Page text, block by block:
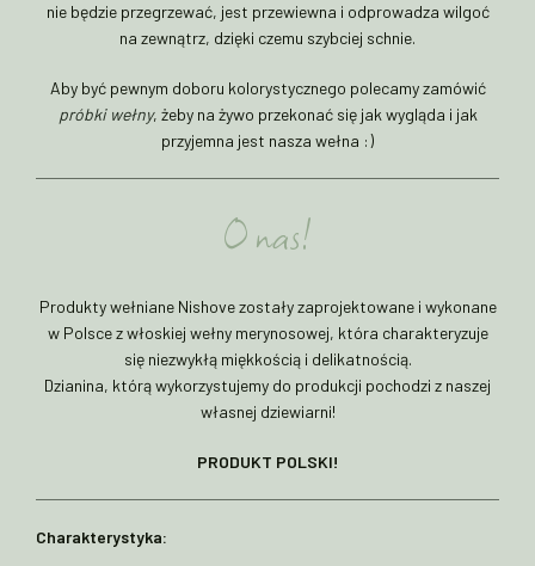
nie będzie przegrzewać, jest przewiewna i odprowadza wilgoć
na zewnątrz, dzięki czemu szybciej schnie.
Aby być pewnym doboru kolorystycznego polecamy zamówić
próbki wełny, żeby na żywo przekonać się jak wygląda i jak
przyjemna jest nasza wełna :)
O nas!
Produkty wełniane Nishove zostały zaprojektowane i wykonane
w Polsce z włoskiej wełny merynosowej, która charakteryzuje
się niezwykłą miękkością i delikatnością.
Dzianina, którą wykorzystujemy do produkcji pochodzi z naszej
własnej dziewiarni!
PRODUKT POLSKI!
Charakterystyka: